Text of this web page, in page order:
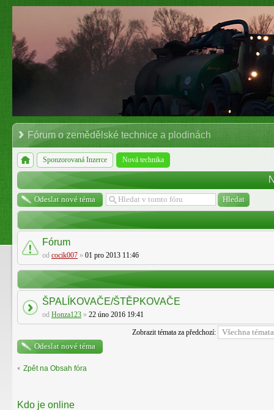
Fórum o zemědělské technice a plodinách
Sponzorovaná Inzerce Nová technika
Odeslat nové téma
Fórum
od cocik007 » 01 pro 2013 11:46
ŠPALÍKOVAČE/ŠTĚPKOVAČE
od Honza123 » 22 úno 2016 19:41
Zobrazit témata za předchozí:
Odeslat nové téma
Zpět na Obsah fóra
Kdo je online